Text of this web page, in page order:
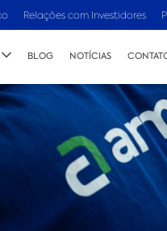
Relações com Investidores
BLOG NOTÍCIAS